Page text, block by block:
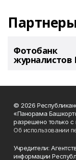
Фотобанк
журналистов
© 2026
«Панорама
разрешено только с
Об использовании
Учредители:
информации